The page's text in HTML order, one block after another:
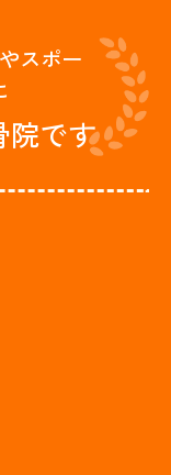
スポー
院です